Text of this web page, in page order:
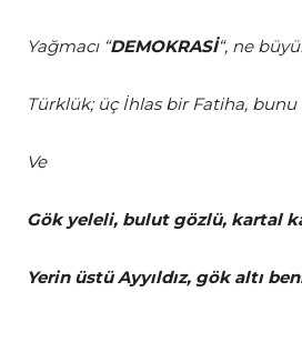
Yağmacı “DEMOKRASİ“, ne
Türklük; üç İhlas bir Fatiha,
Ve
Gök yeleli, bulut gözlü, kartal
Yerin üstü Ayyıldız, gök altı